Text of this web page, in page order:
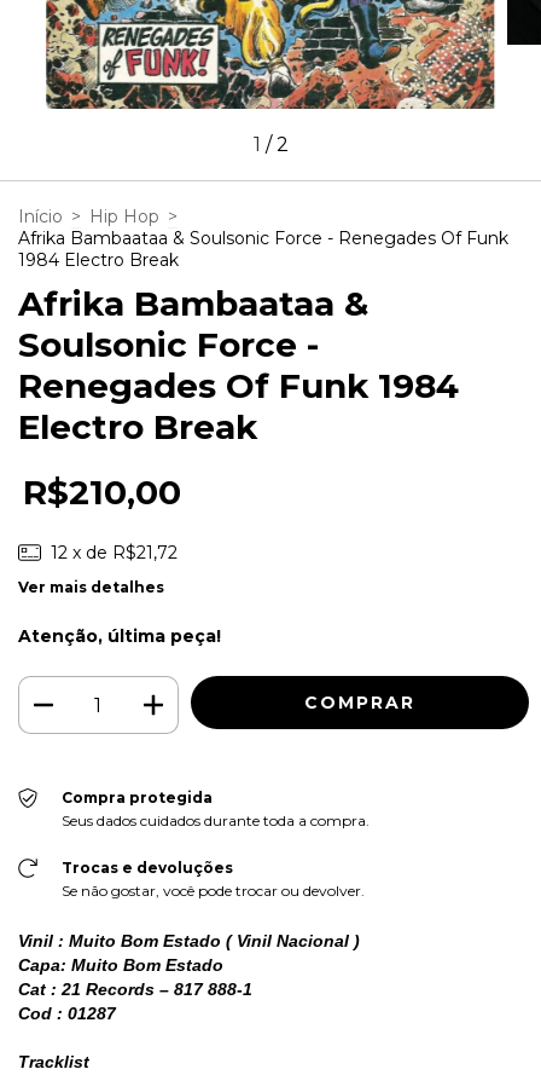
1 /2
Início > Hip Hop >
Afrika Bambaataa & Soulsonic Force - Renegades Of Funk
1984 Electro Break
Afrika Bambaataa &
Soulsonic Force -
Renegades Of Funk 1984
Electro Break
R$210,00
12 x de R$21,72
Ver mais detalhes
Atenção, última peça!
Compra protegida
Seus dados cuidados durante toda a compra.
Trocas e devoluções
Se não gostar, você pode trocar ou devolver.
Vinil : Muito Bom Estado ( Vinil Nacional )
Capa: Muito Bom Estado
Cat : 21 Records – 817 888-1
Cod : 01287
Tracklist